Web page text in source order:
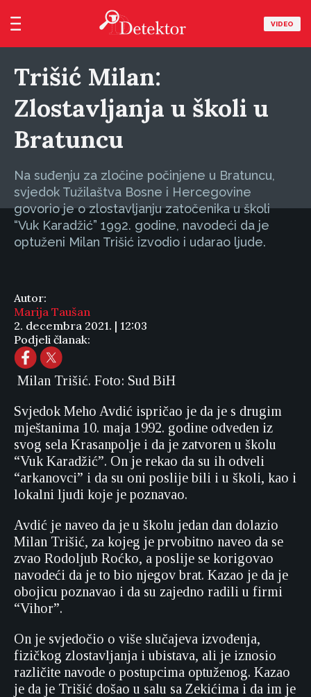
VIDEO
Trišić Milan:
Zlostavljanja u školi u
Bratuncu
Na suđenju za zločine počinjene u Bratuncu,
svjedok Tužilaštva Bosne i Hercegovine
govorio je o zlostavljanju zatočenika u školi
“Vuk Karadžić” 1992. godine, navodeći da je
optuženi Milan Trišić izvodio i udarao ljude.
Autor:
Marija Taušan
2. decembra 2021. | 12:03
Podjeli članak:
Milan Trišić. Foto: Sud BiH
Svjedok Meho Avdić ispričao je da je s drugim
mještanima 10. maja 1992. godine odveden iz
svog sela Krasanpolje i da je zatvoren u školu
“Vuk Karadžić”. On je rekao da su ih odveli
“arkanovci” i da su oni poslije bili i u školi, kao i
lokalni ljudi koje je poznavao.
Avdić je naveo da je u školu jedan dan dolazio
Milan Trišić, za kojeg je prvobitno naveo da se
zvao Rodoljub Roćko, a poslije se korigovao
navodeći da je to bio njegov brat. Kazao je da je
obojicu poznavao i da su zajedno radili u firmi
“Vihor”.
On je svjedočio o više slučajeva izvođenja,
fizičkog zlostavljanja i ubistava, ali je iznosio
različite navode o postupcima optuženog. Kazao
je da je Trišić došao u salu sa Zekićima i da im je